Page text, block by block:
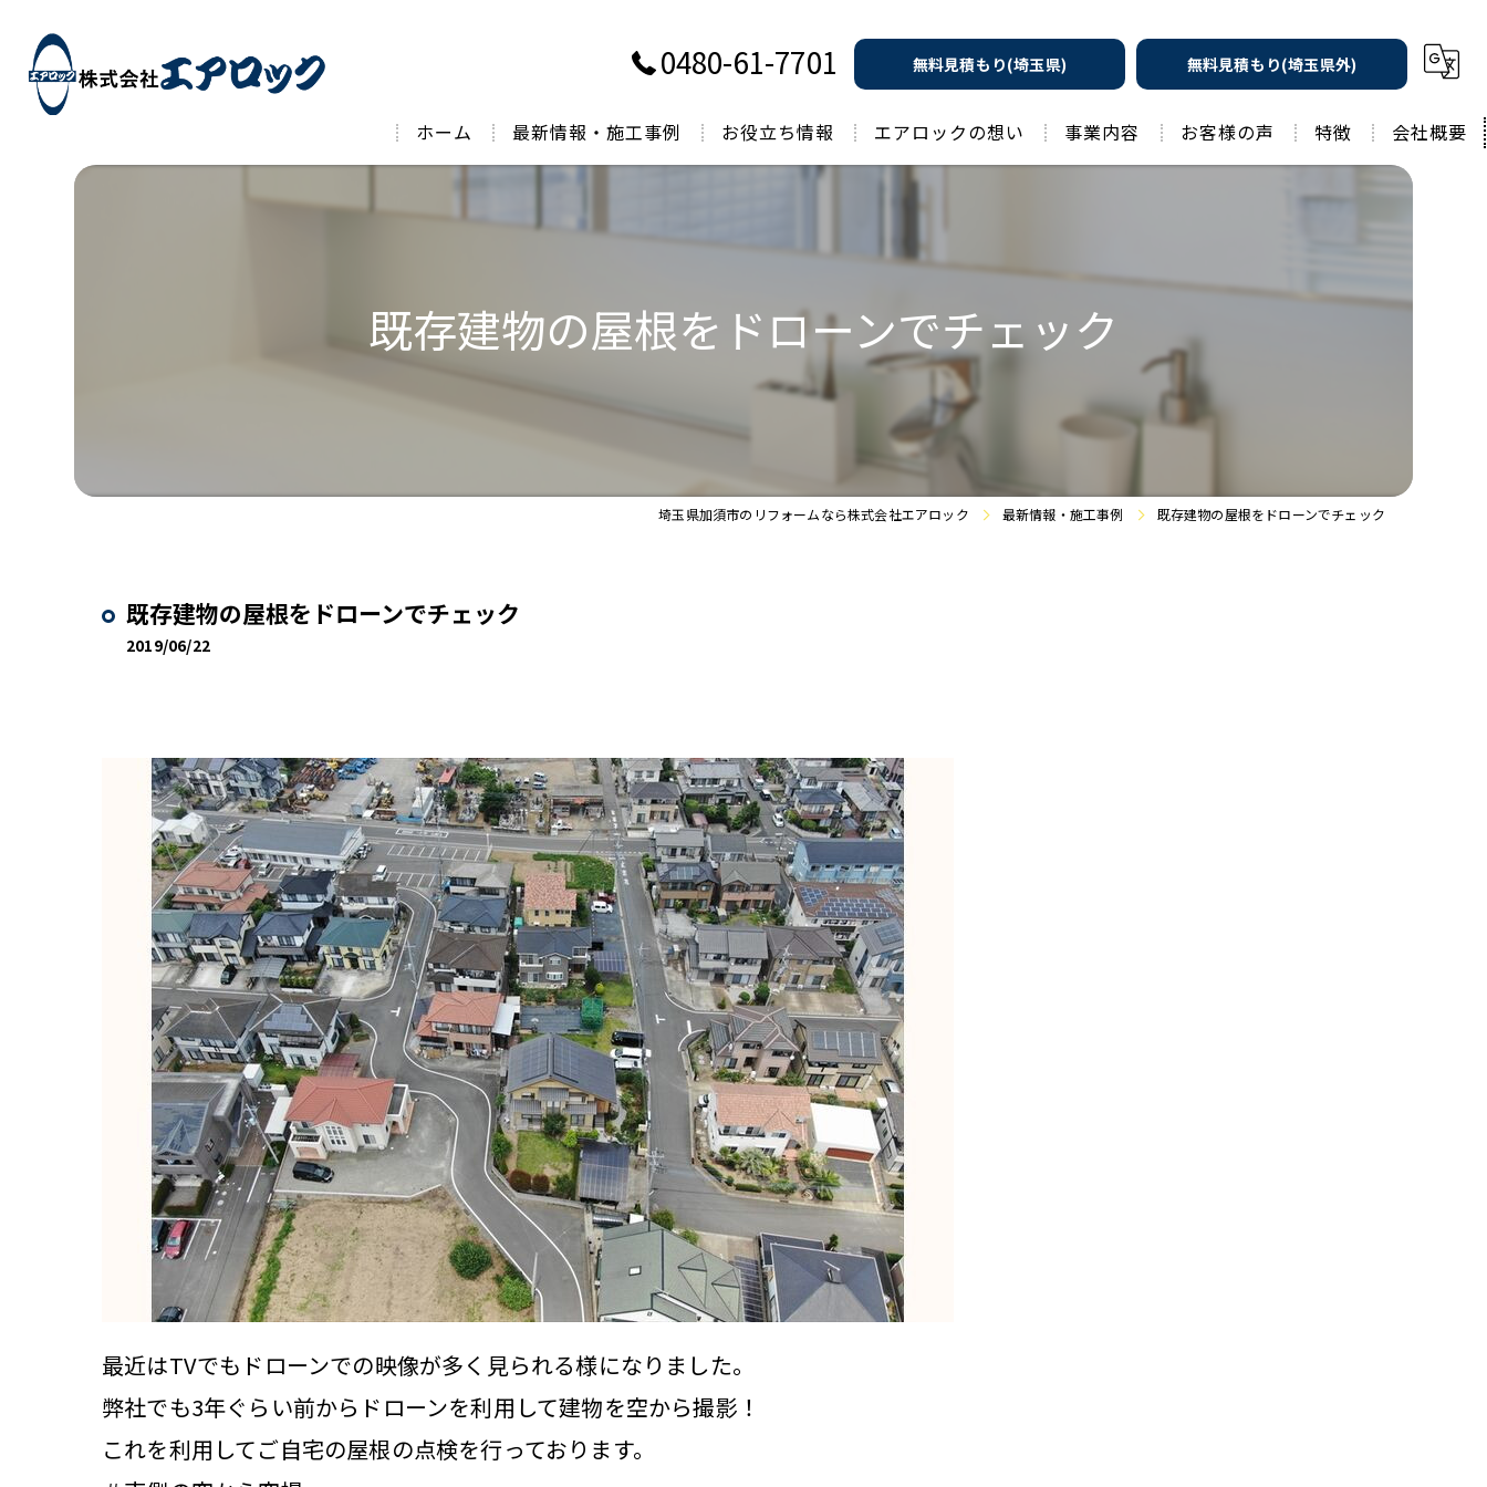
0480-61-7701 無料見積もり(埼玉県) 無料見積もり(埼玉県外)
ホーム 最新情報・施工事例 お役立ち情報 エアロックの想い 事業内容 お客様の声 特徴
工務店
水回り
会社概要
既存建物の屋根をドローンでチェック
埼玉県加須市のリフォームなら株式会社エアロック 最新情報・施工事例 既存建物の屋根をドローンでチェック
既存建物の屋根をドローンでチェック
2019/06/22
最近はTVでもドローンでの映像が多く見られる様になりました。
弊社でも3年ぐらい前からドローンを利用して建物を空から撮影！
これを利用してご自宅の屋根の点検を行っております。